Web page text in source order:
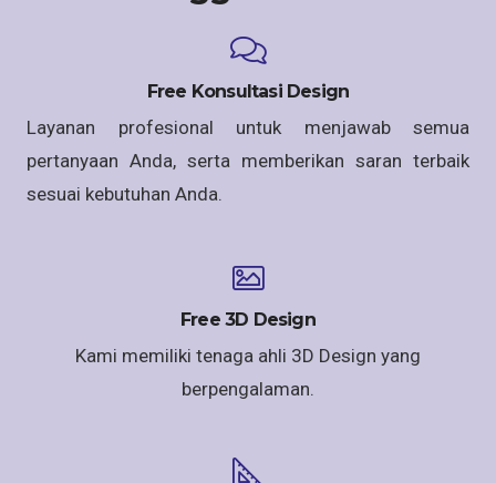
Free Konsultasi Design
Layanan profesional untuk menjawab semua
pertanyaan Anda, serta memberikan saran terbaik
sesuai kebutuhan Anda.
Free 3D Design
Kami memiliki tenaga ahli 3D Design yang
berpengalaman.